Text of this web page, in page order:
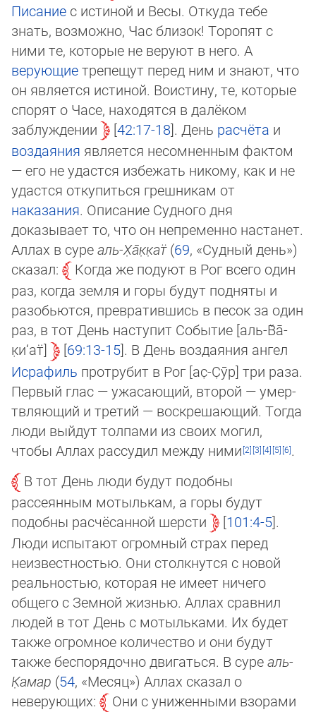
Писание с истиной и Ве­сы. Откуда тебе
знать, возможно, Час близок! Торопят с
ними те, которые не веруют в него. А
верующиетрепещут перед ним и знают, что
он яв­ля­ет­ся истиной. Воистину, те, которые
спорят о Часе, находятся в далёком
заблужде­нии
42:17-18 . День расчёта и
воздаяния является несомненным фактом
— его не удастся избежать никому, как и не
удастся откупиться грешникам от
наказания. Описание Суд­но­го дня
доказывает то, что он непременно настанет.
Аллах в суреаль-Х̣а̄к̣­к̣ат̈(69, «Суд­ный день»)
сказал:
Когда же подуют в Рог всего один
раз, когда земля и горы будут подняты и
разобьются, превратившись в песок за один
раз, в тот День наступит Событие [аль-В̌а̄­
к̣и­‘ат̈]
69:13-15 . В День воздаяния ангел
Исрафиль протрубит в Рог [ас̣-С̣ӯр] три ра­за.
Первый глас — ужасающий, второй — умер­
тв­ляю­щий и третий — вос­кре­шаю­щий. Тогда
люди выйдут толпами из своих могил,
чтобы Аллах рассудил меж­ду ни­ми
.
В тот День люди будут подобны
рассеянным мотылькам, а горы будут
подобны рас­чёсанной шерсти
101:4-5 .
Люди испытают огромный страх перед
неизвест­нос­тью. Они столкнутся с новой
реальностью, которая не имеет ничего
общего с Земной жиз­нью. Аллах сравнил
людей в тот День с мотыльками. Их будет
также огромное ко­ли­чес­тво и они будут
также беспорядочно двигаться. В суреаль-
К̣а­мар (54, «Ме­сяц») Ал­лах ска­зал о
неверующих:
Они с униженными взорами